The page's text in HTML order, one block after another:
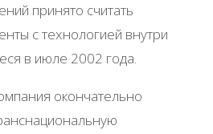
принято считать
с технологией внутри
в июле 2002 года.
окончательно